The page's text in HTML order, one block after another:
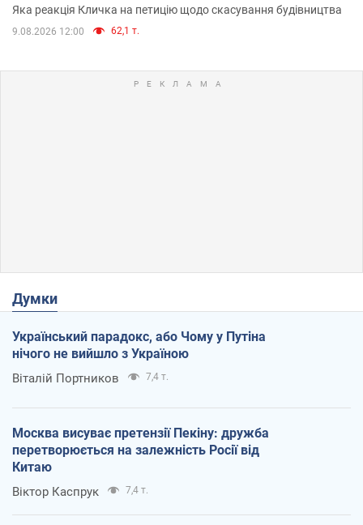
Яка реакція Кличка на петицію щодо скасування будівництва
9.08.2026 12:00 62,1 т.
Думки
Український парадокс, або Чому у Путіна
нічого не вийшло з Україною
Віталій Портников 7,4 т.
Москва висуває претензії Пекіну: дружба
перетворюється на залежність Росії від
Китаю
Віктор Каспрук 7,4 т.